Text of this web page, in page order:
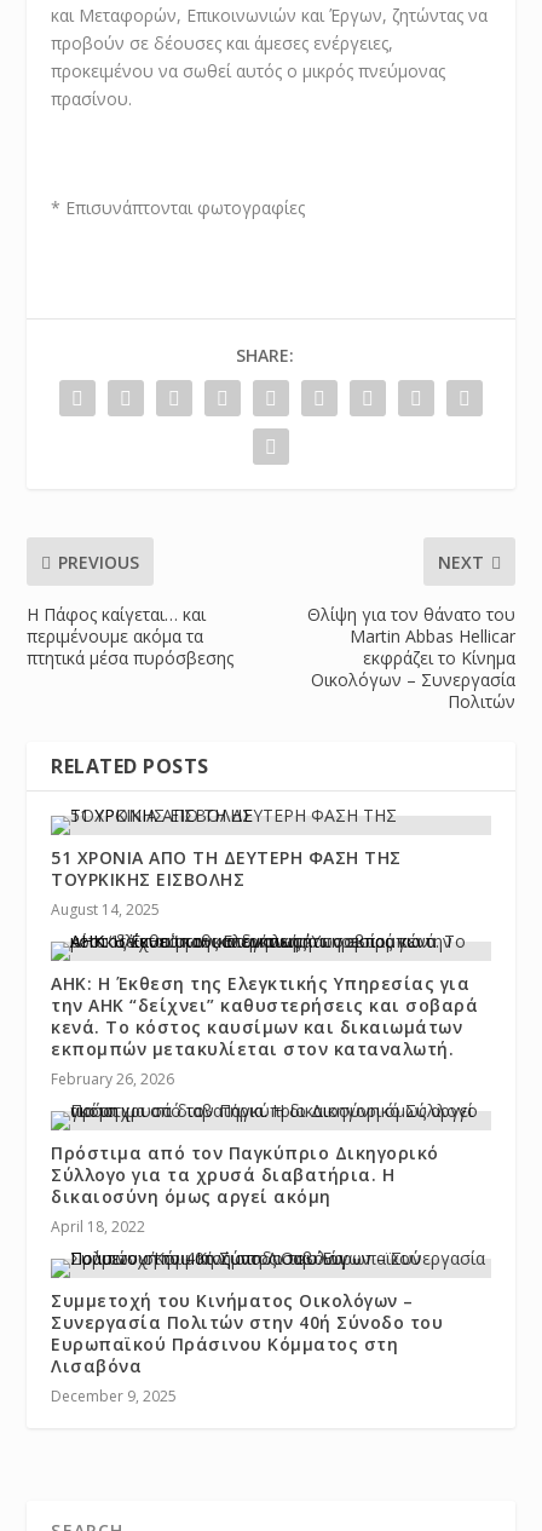
και Μεταφορών, Επικοινωνιών και Έργων, ζητώντας να
προβούν σε δέουσες και άμεσες ενέργειες,
προκειμένου να σωθεί αυτός ο μικρός πνεύμονας
πρασίνου.
* Επισυνάπτονται φωτογραφίες
SHARE:
PREVIOUS
Η Πάφος καίγεται… και
περιμένουμε ακόμα τα
πτητικά μέσα πυρόσβεσης
NEXT
Θλίψη για τον θάνατο του
Martin Abbas Hellicar
εκφράζει το Κίνημα
Οικολόγων – Συνεργασία
Πολιτών
RELATED POSTS
51 ΧΡΟΝΙΑ ΑΠΟ ΤΗ ΔΕΥΤΕΡΗ ΦΑΣΗ ΤΗΣ
ΤΟΥΡΚΙΚΗΣ ΕΙΣΒΟΛΗΣ
August 14, 2025
ΑΗΚ: Η Έκθεση της Ελεγκτικής Υπηρεσίας για
την ΑΗΚ “δείχνει” καθυστερήσεις και σοβαρά
κενά. Το κόστος καυσίμων και δικαιωμάτων
εκπομπών μετακυλίεται στον καταναλωτή.
February 26, 2026
Πρόστιμα από τον Παγκύπριο Δικηγορικό
Σύλλογο για τα χρυσά διαβατήρια. Η
δικαιοσύνη όμως αργεί ακόμη
April 18, 2022
Συμμετοχή του Κινήματος Οικολόγων –
Συνεργασία Πολιτών στην 40ή Σύνοδο του
Ευρωπαϊκού Πράσινου Κόμματος στη
Λισαβόνα
December 9, 2025